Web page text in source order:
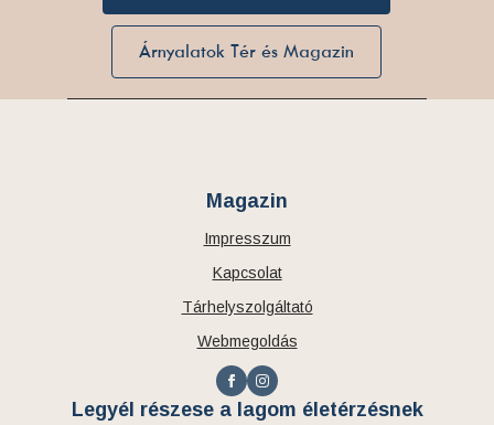
Árnyalatok Tér és Magazin
Magazin
Impresszum
Kapcsolat
Tárhelyszolgáltató
Webmegoldás
Legyél részese a lagom életérzésnek